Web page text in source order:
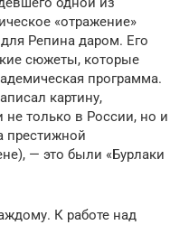
«отражение»
Репина даром. Его
сюжеты, которые
программа.
картину,
только в России, но и
престижной
— это были «Бурлаки
К работе над